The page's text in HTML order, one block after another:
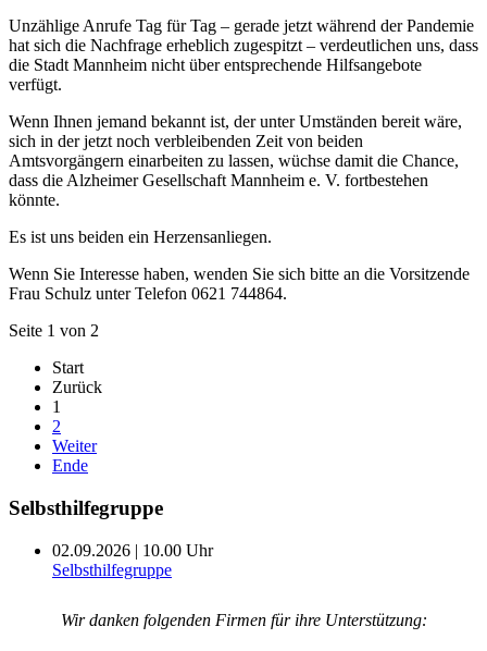
Unzählige Anrufe Tag für Tag – gerade jetzt während der Pandemie
hat sich die Nachfrage erheblich zugespitzt – verdeutlichen uns, dass
die Stadt Mannheim nicht über entsprechende Hilfsangebote
verfügt.
Wenn Ihnen jemand bekannt ist, der unter Umständen bereit wäre,
sich in der jetzt noch verbleibenden Zeit von beiden
Amtsvorgängern einarbeiten zu lassen, wüchse damit die Chance,
dass die Alzheimer Gesellschaft Mannheim e. V. fortbestehen
könnte.
Es ist uns beiden ein Herzensanliegen.
Wenn Sie Interesse haben, wenden Sie sich bitte an die Vorsitzende
Frau Schulz unter Telefon 0621 744864.
Seite 1 von 2
Start
Zurück
1
2
Weiter
Ende
Selbsthilfegruppe
02.09.2026 | 10.00 Uhr
Selbsthilfegruppe
Wir danken folgenden Firmen für ihre Unterstützung: